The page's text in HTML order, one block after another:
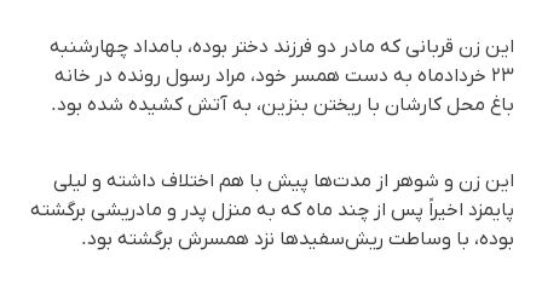
این زن قربانی که مادر دو فرزند دختر بوده، بامداد چهارشنبه
٢٣ خردادماه به دست همسر خود، مراد رسول رونده در خانه
باغ محل کارشان با ریختن بنزین، به آتش کشیده شده بود.
این زن و شوهر از مدت‌ها پیش با هم اختلاف داشته و لیلی
پایمزد اخیراً پس از چند ماه که به منزل پدر و مادریشی برگشته
بوده، با وساطت ریش‌سفید‌ها نزد همسرش برگشته بود.